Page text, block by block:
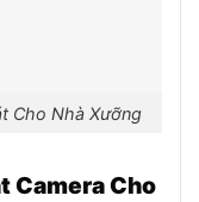
Cho Nhà Xưỡng
Camera Cho